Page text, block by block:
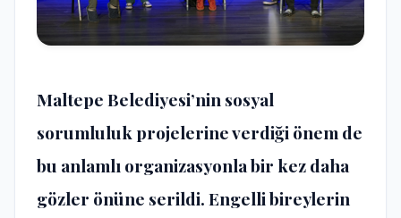
Maltepe Belediyesi’nin sosyal
sorumluluk projelerine verdiği önem de
bu anlamlı organizasyonla bir kez daha
gözler önüne serildi. Engelli bireylerin